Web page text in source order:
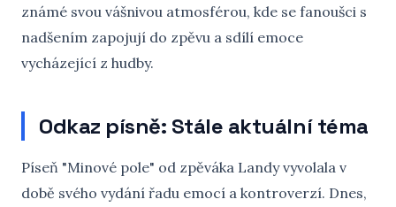
známé svou vášnivou atmosférou, kde se fanoušci s
nadšením zapojují do zpěvu a sdílí emoce
vycházející z hudby.
Odkaz písně: Stále aktuální téma
Píseň "Minové pole" od zpěváka Landy vyvolala v
době svého vydání řadu emocí a kontroverzí. Dnes,